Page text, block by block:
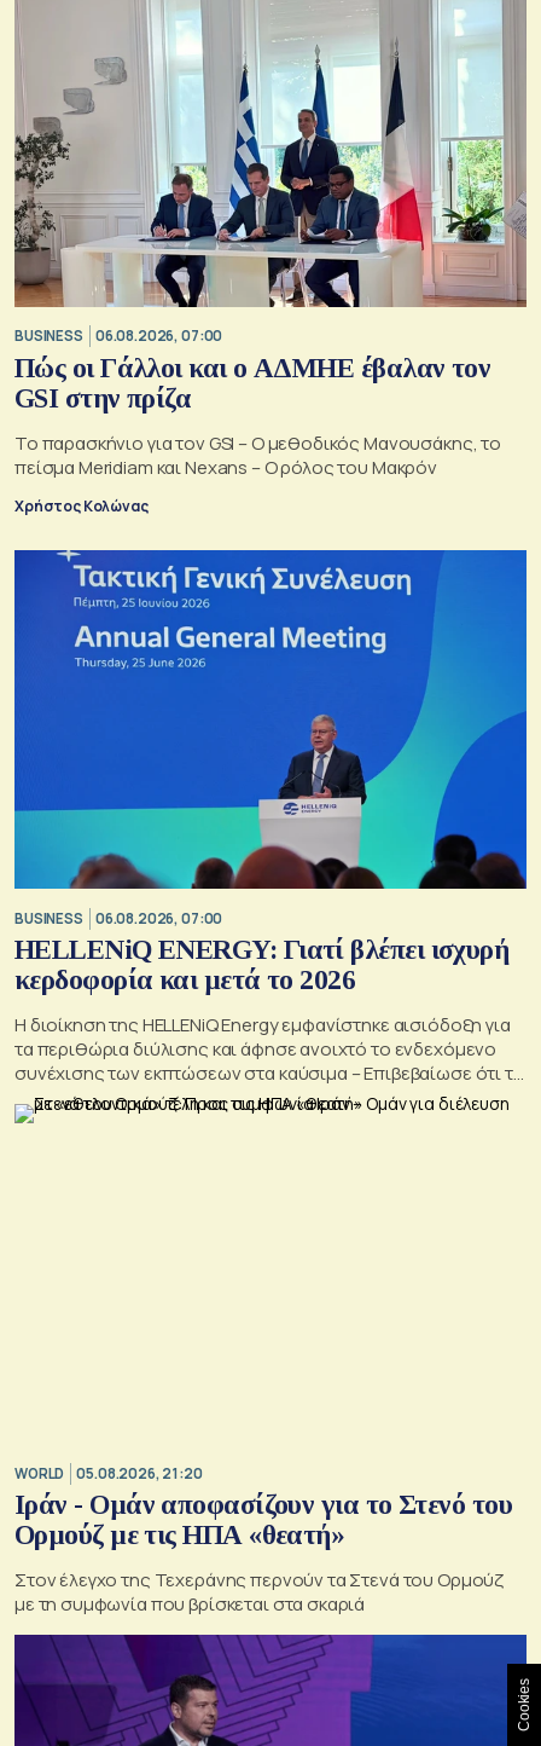
BUSINESS 06.08.2026, 07:00
Πώς οι Γάλλοι και ο ΑΔΜΗΕ έβαλαν τον
GSI στην πρίζα
Το παρασκήνιο για τον GSI – Ο μεθοδικός Μανουσάκης, το
πείσμα Meridiam και Nexans – Ο ρόλος του Μακρόν
Χρήστος Κολώνας
BUSINESS 06.08.2026, 07:00
HELLENiQ ENERGY: Γιατί βλέπει ισχυρή
κερδοφορία και μετά το 2026
Η διοίκηση της HELLENiQ Energy εμφανίστηκε αισιόδοξη για
τα περιθώρια διύλισης και άφησε ανοιχτό το ενδεχόμενο
συνέχισης των εκπτώσεων στα καύσιμα – Επιβεβαίωσε ότι το
γεωτρύπανο θα μπει το 2027 στο Βόρειο Ιόνιο
WORLD 05.08.2026, 21:20
Ιράν - Ομάν αποφασίζουν για το Στενό του
Ορμούζ με τις ΗΠΑ «θεατή»
Στον έλεγχο της Τεχεράνης περνούν τα Στενά του Ορμούζ
με τη συμφωνία που βρίσκεται στα σκαριά
Cookies